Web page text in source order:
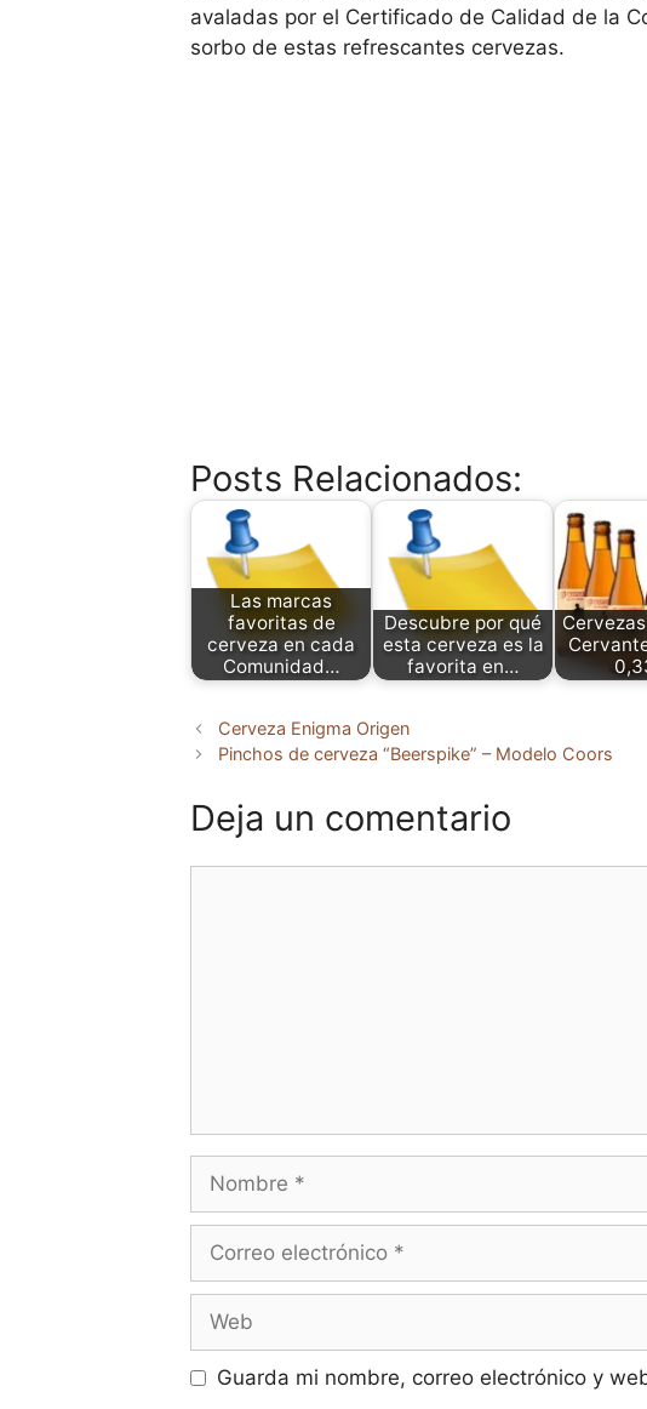
avaladas por el Certificado de Calidad de la
sorbo de estas refrescantes cervezas.
Posts Relacionados:
Las marcas
favoritas de
cerveza en cada
Comunidad…
Descubre por qué
esta cerveza es la
favorita en…
Cerveza Enigma Origen
Pinchos de cerveza “Beerspike” – Modelo Coors
Deja un comentario
electrónico
Guarda mi nombre, correo electrónico y